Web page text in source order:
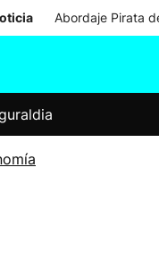
Abordaje Pirata